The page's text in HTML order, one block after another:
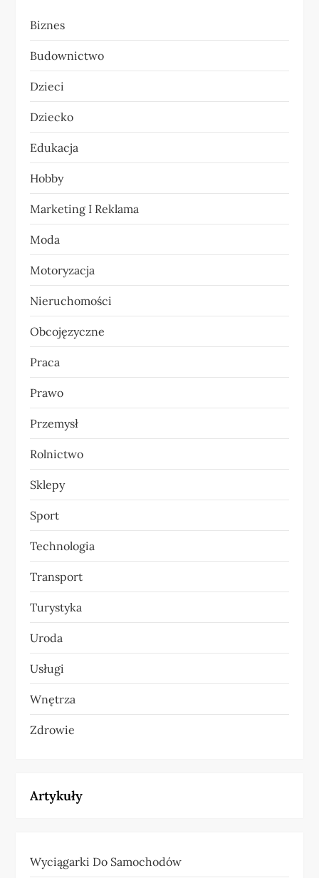
c
j
a
w
p
i
s
u
Biznes
Budownictwo
Dzieci
Dziecko
Edukacja
Hobby
Marketing I Reklama
Moda
Motoryzacja
Nieruchomości
Obcojęzyczne
Praca
Prawo
Przemysł
Rolnictwo
Sklepy
Sport
Technologia
Transport
Turystyka
Uroda
Usługi
Wnętrza
Zdrowie
Artykuły
Wyciągarki Do Samochodów